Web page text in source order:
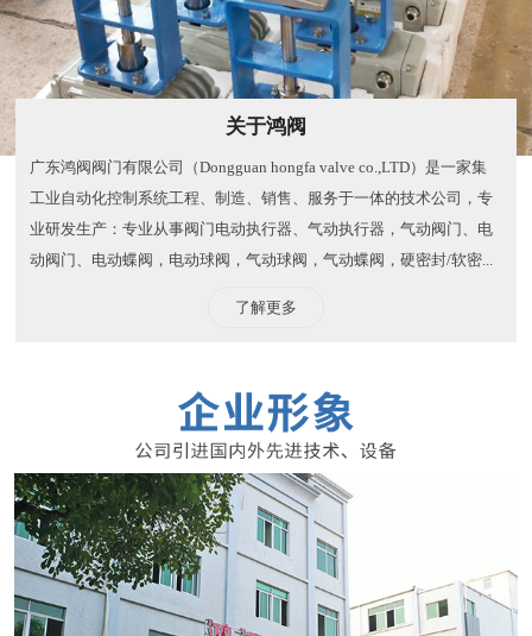
关于鸿阀
广东鸿阀阀门有限公司（Dongguan hongfa valve co.,LTD）是一家集
工业自动化控制系统工程、制造、销售、服务于一体的技术公司，专
业研发生产：专业从事阀门电动执行器、气动执行器，气动阀门、电
动阀门、电动蝶阀，电动球阀，气动球阀，气动蝶阀，硬密封/软密...
了解更多